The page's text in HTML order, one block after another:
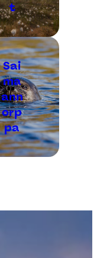
t
Sai
ma
ann
orp
pa